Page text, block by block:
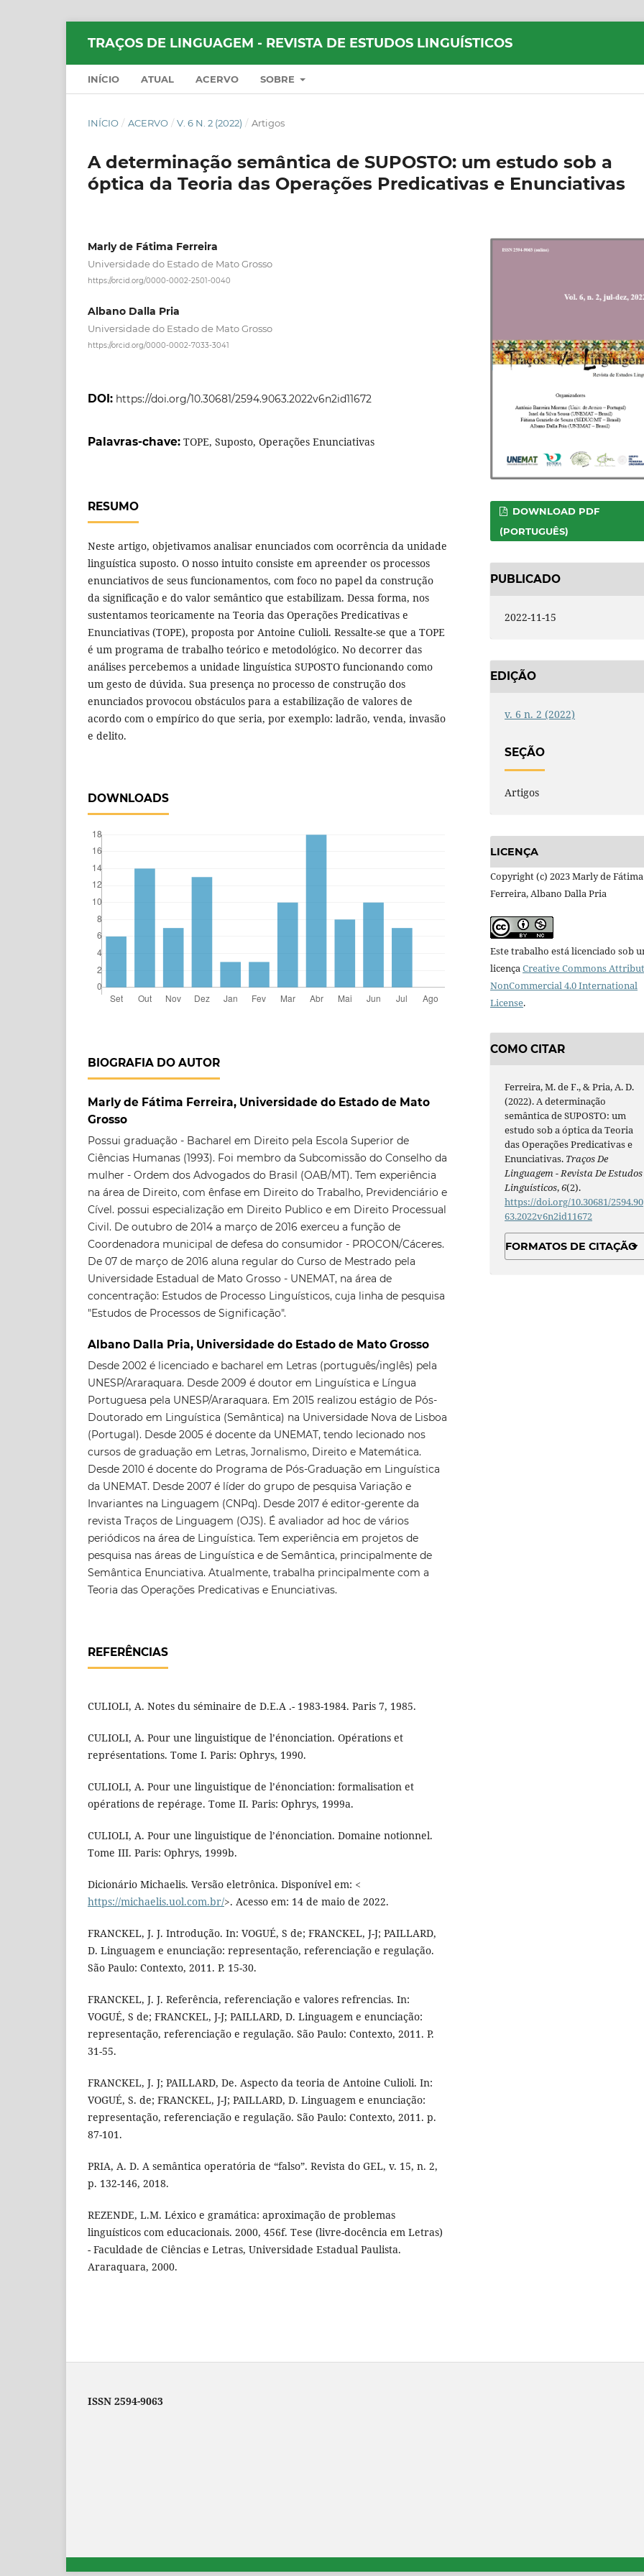
TRAÇOS DE LINGUAGEM - REVISTA DE ESTUDOS LINGUÍSTICOS
INÍCIO ATUAL ACERVO SOBRE
INÍCIO / ACERVO / V. 6 N. 2 (2022) / Artigos
A determinação semântica de SUPOSTO: um estudo sob a
óptica da Teoria das Operações Predicativas e Enunciativas
Marly de Fátima Ferreira
Universidade do Estado de Mato Grosso
https://orcid.org/0000-0002-2501-0040
Albano Dalla Pria
Universidade do Estado de Mato Grosso
https://orcid.org/0000-0002-7033-3041
DOI: https://doi.org/10.30681/2594.9063.2022v6n2id11672
Palavras-chave: TOPE, Suposto, Operações Enunciativas
RESUMO
Neste artigo, objetivamos analisar enunciados com ocorrência da unidade
linguística suposto. O nosso intuito consiste em apreender os processos
enunciativos de seus funcionamentos, com foco no papel da construção
da significação e do valor semântico que estabilizam. Dessa forma, nos
sustentamos teoricamente na Teoria das Operações Predicativas e
Enunciativas (TOPE), proposta por Antoine Culioli. Ressalte-se que a TOPE
é um programa de trabalho teórico e metodológico. No decorrer das
análises percebemos a unidade linguística SUPOSTO funcionando como
um gesto de dúvida. Sua presença no processo de construção dos
enunciados provocou obstáculos para a estabilização de valores de
acordo com o empírico do que seria, por exemplo: ladrão, venda, invasão
e delito.
DOWNLOADS
BIOGRAFIA DO AUTOR
Marly de Fátima Ferreira, Universidade do Estado de Mato
Grosso
Possui graduação - Bacharel em Direito pela Escola Superior de
Ciências Humanas (1993). Foi membro da Subcomissão do Conselho da
mulher - Ordem dos Advogados do Brasil (OAB/MT). Tem experiência
na área de Direito, com ênfase em Direito do Trabalho, Previdenciário e
Cível. possui especialização em Direito Publico e em Direito Processual
Civil. De outubro de 2014 a março de 2016 exerceu a função de
Coordenadora municipal de defesa do consumidor - PROCON/Cáceres.
De 07 de março de 2016 aluna regular do Curso de Mestrado pela
Universidade Estadual de Mato Grosso - UNEMAT, na área de
concentração: Estudos de Processo Linguísticos, cuja linha de pesquisa
"Estudos de Processos de Significação".
Albano Dalla Pria, Universidade do Estado de Mato Grosso
Desde 2002 é licenciado e bacharel em Letras (português/inglês) pela
UNESP/Araraquara. Desde 2009 é doutor em Linguística e Língua
Portuguesa pela UNESP/Araraquara. Em 2015 realizou estágio de Pós-
Doutorado em Linguística (Semântica) na Universidade Nova de Lisboa
(Portugal). Desde 2005 é docente da UNEMAT, tendo lecionado nos
cursos de graduação em Letras, Jornalismo, Direito e Matemática.
Desde 2010 é docente do Programa de Pós-Graduação em Linguística
da UNEMAT. Desde 2007 é líder do grupo de pesquisa Variação e
Invariantes na Linguagem (CNPq). Desde 2017 é editor-gerente da
revista Traços de Linguagem (OJS). É avaliador ad hoc de vários
periódicos na área de Linguística. Tem experiência em projetos de
pesquisa nas áreas de Linguística e de Semântica, principalmente de
Semântica Enunciativa. Atualmente, trabalha principalmente com a
Teoria das Operações Predicativas e Enunciativas.
REFERÊNCIAS
CULIOLI, A. Notes du séminaire de D.E.A .- 1983-1984. Paris 7, 1985.
CULIOLI, A. Pour une linguistique de l’énonciation. Opérations et
représentations. Tome I. Paris: Ophrys, 1990.
CULIOLI, A. Pour une linguistique de l’énonciation: formalisation et
opérations de repérage. Tome II. Paris: Ophrys, 1999a.
CULIOLI, A. Pour une linguistique de l’énonciation. Domaine notionnel.
Tome III. Paris: Ophrys, 1999b.
Dicionário Michaelis. Versão eletrônica. Disponível em: <
https://michaelis.uol.com.br/>. Acesso em: 14 de maio de 2022.
FRANCKEL, J. J. Introdução. In: VOGUÉ, S de; FRANCKEL, J-J; PAILLARD,
D. Linguagem e enunciação: representação, referenciação e regulação.
São Paulo: Contexto, 2011. P. 15-30.
FRANCKEL, J. J. Referência, referenciação e valores refrencias. In:
VOGUÉ, S de; FRANCKEL, J-J; PAILLARD, D. Linguagem e enunciação:
representação, referenciação e regulação. São Paulo: Contexto, 2011. P.
31-55.
FRANCKEL, J. J; PAILLARD, De. Aspecto da teoria de Antoine Culioli. In:
VOGUÉ, S. de; FRANCKEL, J-J; PAILLARD, D. Linguagem e enunciação:
representação, referenciação e regulação. São Paulo: Contexto, 2011. p.
87-101.
PRIA, A. D. A semântica operatória de “falso”. Revista do GEL, v. 15, n. 2,
p. 132-146, 2018.
REZENDE, L.M. Léxico e gramática: aproximação de problemas
linguísticos com educacionais. 2000, 456f. Tese (livre-docência em Letras)
- Faculdade de Ciências e Letras, Universidade Estadual Paulista.
Araraquara, 2000.
DOWNLOAD PDF
(PORTUGUÊS)
PUBLICADO
2022-11-15
EDIÇÃO
v. 6 n. 2 (2022)
SEÇÃO
Artigos
LICENÇA
Copyright (c) 2023 Marly de Fátima
Ferreira, Albano Dalla Pria
Este trabalho está licenciado sob
licençaCreative Commons
NonCommercial 4.0 International
License.
COMO CITAR
Ferreira, M. de F., & Pria, A. D.
(2022). A determinação
semântica de SUPOSTO: um
estudo sob a óptica da Teoria
das Operações Predicativas e
Enunciativas. Traços De
Linguagem - Revista De Estudos
Linguísticos,6(2).
https://doi.org/10.30681/2594.90
63.2022v6n2id11672
FORMATOS DE CITAÇÃO
ISSN 2594-9063